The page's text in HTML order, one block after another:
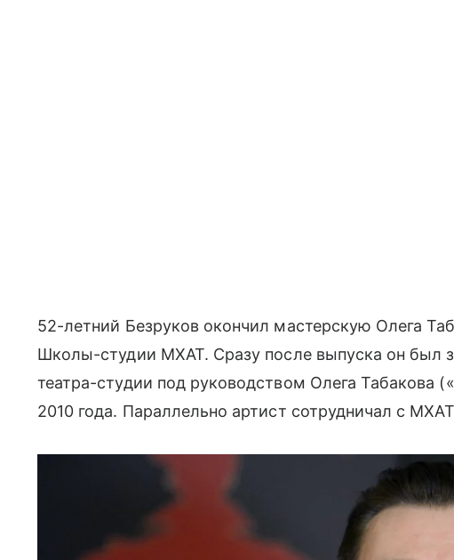
52-летний Безруков окончил мастерскую Олега
Школы-студии МХАТ. Сразу после выпуска он был
театра-студии под руководством Олега Табакова
2010 года. Параллельно артист сотрудничал с